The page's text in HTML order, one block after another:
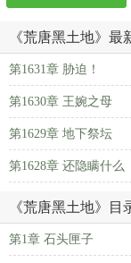
《荒唐黑土地》最
第1631章 胁迫！
第1630章 王婉之母
第1629章 地下祭坛
第1628章 还隐瞒什么
《荒唐黑土地》目
第1章 石头匣子